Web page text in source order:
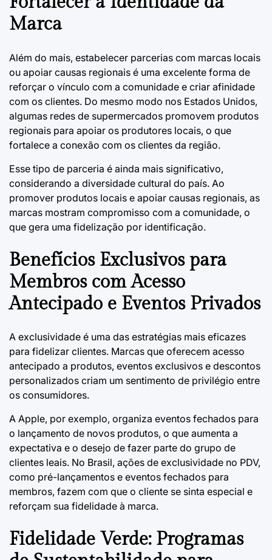
Marca
Além do mais, estabelecer parcerias com marcas locais
ou apoiar causas regionais é uma excelente forma de
reforçar o vínculo com a comunidade e criar afinidade
com os clientes. Do mesmo modo nos Estados Unidos,
algumas redes de supermercados promovem produtos
regionais para apoiar os produtores locais, o que
fortalece a conexão com os clientes da região.
Esse tipo de parceria é ainda mais significativo,
considerando a diversidade cultural do país. Ao
promover produtos locais e apoiar causas regionais, as
marcas mostram compromisso com a comunidade, o
que gera uma fidelização por identificação.
Benefícios Exclusivos para
Membros com Acesso
Antecipado e Eventos Privados
A exclusividade é uma das estratégias mais eficazes
para fidelizar clientes. Marcas que oferecem acesso
antecipado a produtos, eventos exclusivos e descontos
personalizados criam um sentimento de privilégio entre
os consumidores.
A Apple, por exemplo, organiza eventos fechados para
o lançamento de novos produtos, o que aumenta a
expectativa e o desejo de fazer parte do grupo de
clientes leais. No Brasil, ações de exclusividade no PDV,
como pré-lançamentos e eventos fechados para
membros, fazem com que o cliente se sinta especial e
reforçam sua fidelidade à marca.
Fidelidade Verde: Programas